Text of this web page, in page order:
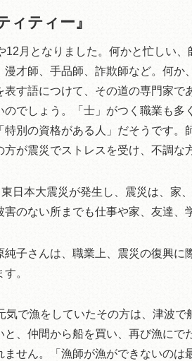
ィティー』
12月となりました。何かと忙しい
漫才師、手品師、詐欺師など。何か
表す語につけて、その道の専門家
のでしょう。「士」がつく職業も
特別の資格がある人」だそうです
方が震災でストレスを受け、不調な
日本大震災が発生し、震災は、家
のない所までも仕事や家、友達、
純子さんは、職業上、震災の復興
。
気で漁をしていたその方は、津波
と、仲間から船を買い、再び漁に
せん。「漁師が漁ができないのは